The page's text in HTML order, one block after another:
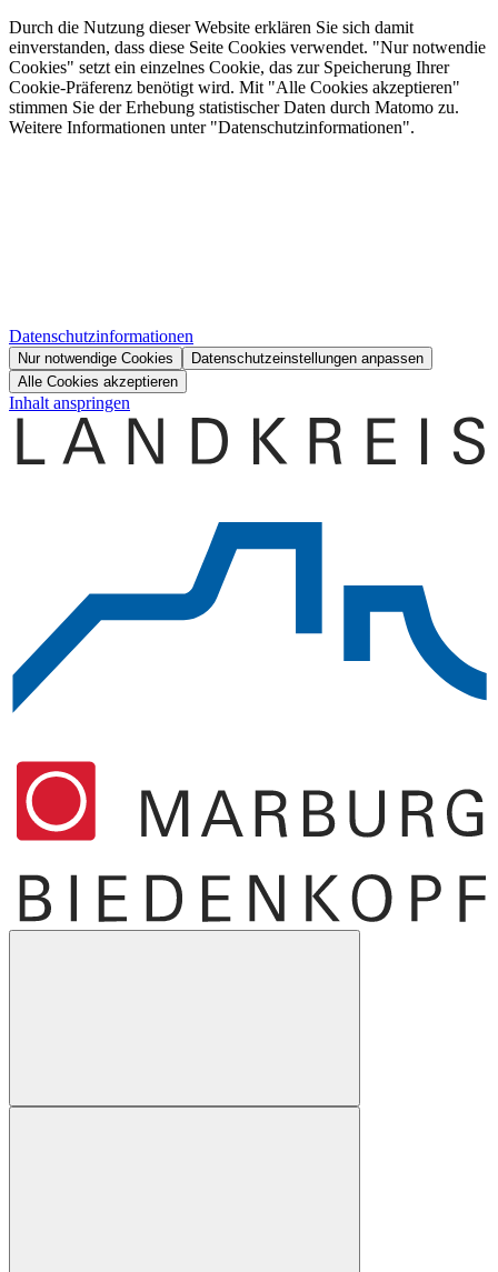
Durch die Nutzung dieser Website erklären Sie sich damit
einverstanden, dass diese Seite Cookies verwendet. "Nur notwendie
Cookies" setzt ein einzelnes Cookie, das zur Speicherung Ihrer
Cookie-Präferenz benötigt wird. Mit "Alle Cookies akzeptieren"
stimmen Sie der Erhebung statistischer Daten durch Matomo zu.
Weitere Informationen unter "Datenschutzinformationen".
Datenschutzinformationen
Nur notwendige Cookies
Datenschutzeinstellungen anpassen
Alle Cookies akzeptieren
Inhalt anspringen